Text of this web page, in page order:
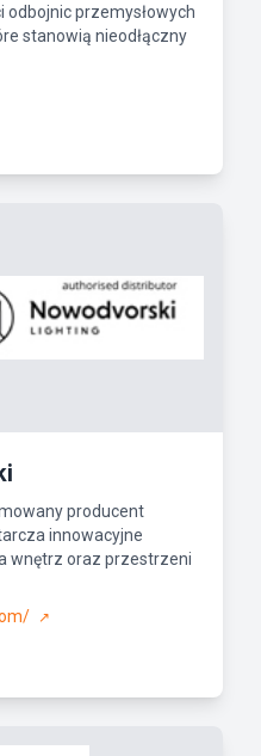
przemysłowych
stanowią nieodłączny
producent
innowacyjne
wnętrz oraz przestrzeni
↗